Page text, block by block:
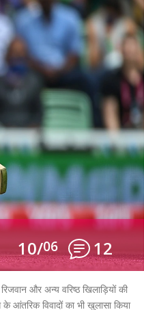
10/06 12
और अन्य वरिष्ठ खिलाड़ियों की
विवादों का भी खुलासा किया